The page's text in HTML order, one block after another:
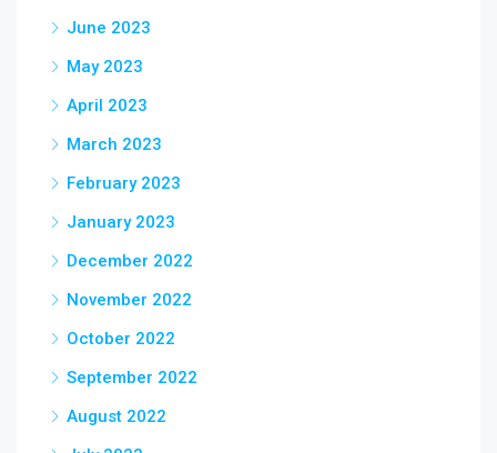
June 2023
May 2023
April 2023
March 2023
February 2023
January 2023
December 2022
November 2022
October 2022
September 2022
August 2022